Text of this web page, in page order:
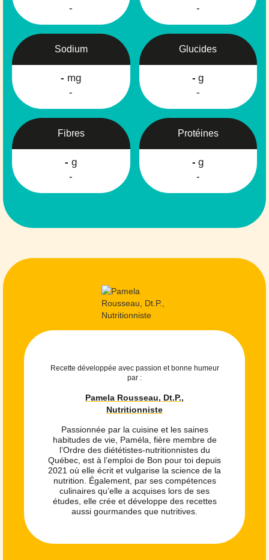
-
-
Sodium
- mg
-
Glucides
- g
-
Fibres
- g
-
Protéines
- g
-
Recette développée avec passion et bonne humeur
par :
Pamela Rousseau, Dt.P.,
Nutritionniste
Passionnée par la cuisine et les saines
habitudes de vie, Paméla, fière membre de
l’Ordre des diététistes-nutritionnistes du
Québec, est à l’emploi de Bon pour toi depuis
2021 où elle écrit et vulgarise la science de la
nutrition. Également, par ses compétences
culinaires qu’elle a acquises lors de ses
études, elle crée et développe des recettes
aussi gourmandes que nutritives.